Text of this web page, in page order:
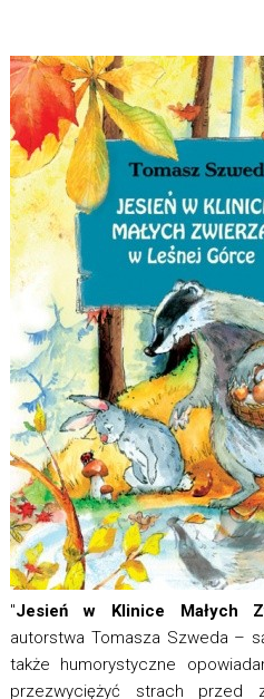
"Jesień w Klinice Małych
autorstwa Tomasza Szweda –
także humorystyczne
przezwyciężyć strach przed